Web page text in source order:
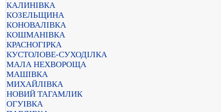
КАЛИНІВКА
КОЗЕЛЬЩИНА
КОНОВАЛІВКА
КОШМАНІВКА
КРАСНОГІРКА
КУСТОЛОВЕ-СУХОДІЛКА
МАЛА НЕХВОРОЩА
МАШІВКА
МИХАЙЛІВКА
НОВИЙ ТАГАМЛИК
ОГУІВКА